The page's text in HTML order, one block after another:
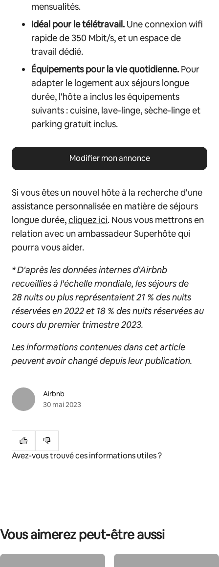
mensualités.
Idéal pour le télétravail. Une connexion wifi
rapide de 350 Mbit/s, et un espace de
travail dédié.
Équipements pour la vie quotidienne. Pour
adapter le logement aux séjours longue
durée, l'hôte a inclus les équipements
suivants : cuisine, lave-linge, sèche-linge et
parking gratuit inclus.
Modifier mon annonce
Si vous êtes un nouvel hôte à la recherche d'une
assistance personnalisée en matière de séjours
longue durée,cliquez ici. Nous vous mettrons en
relation avec un ambassadeur Superhôte qui
pourra vous aider.
* D'après les données internes d'Airbnb
recueillies à l'échelle mondiale, les séjours de
28 nuits ou plus représentaient 21 % des nuits
réservées en 2022 et 18 % des nuits réservées au
cours du premier trimestre 2023.
Les informations contenues dans cet article
peuvent avoir changé depuis leur publication.
Airbnb
30 mai 2023
Avez-vous trouvé ces informations utiles ?
Vous aimerez peut-être aussi